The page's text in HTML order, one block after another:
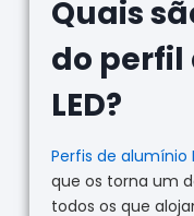
Quais
do
LED?
Perfis de alumínio
que os torna um
todos os que